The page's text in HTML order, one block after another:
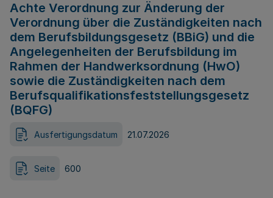
Achte Verordnung zur Änderung der
Verordnung über die Zuständigkeiten nach
dem Berufsbildungsgesetz (BBiG) und die
Angelegenheiten der Berufsbildung im
Rahmen der Handwerksordnung (HwO)
sowie die Zuständigkeiten nach dem
Berufsqualifikationsfeststellungsgesetz
(BQFG)
Ausfertigungsdatum 21.07.2026
Seite 600